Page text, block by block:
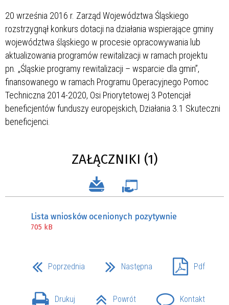
20 września 2016 r. Zarząd Województwa Śląskiego
rozstrzygnął konkurs dotacji na działania wspierające gminy
województwa śląskiego w procesie opracowywania lub
aktualizowania programów rewitalizacji w ramach projektu
pn. „Śląskie programy rewitalizacji – wsparcie dla gmin”,
finansowanego w ramach Programu Operacyjnego Pomoc
Techniczna 2014-2020, Osi Priorytetowej 3 Potencjał
beneficjentów funduszy europejskich, Działania 3.1 Skuteczni
beneficjenci.
ZAŁĄCZNIKI (1)
Lista wniosków ocenionych pozytywnie
705 kB
Poprzednia Następna Pdf
Drukuj Powrót Kontakt